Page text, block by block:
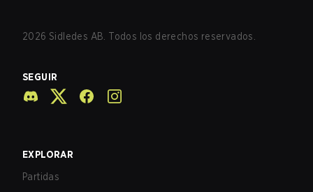
2026 Sidledes AB. Todos los derechos reservados.
SEGUIR
EXPLORAR
Partidas